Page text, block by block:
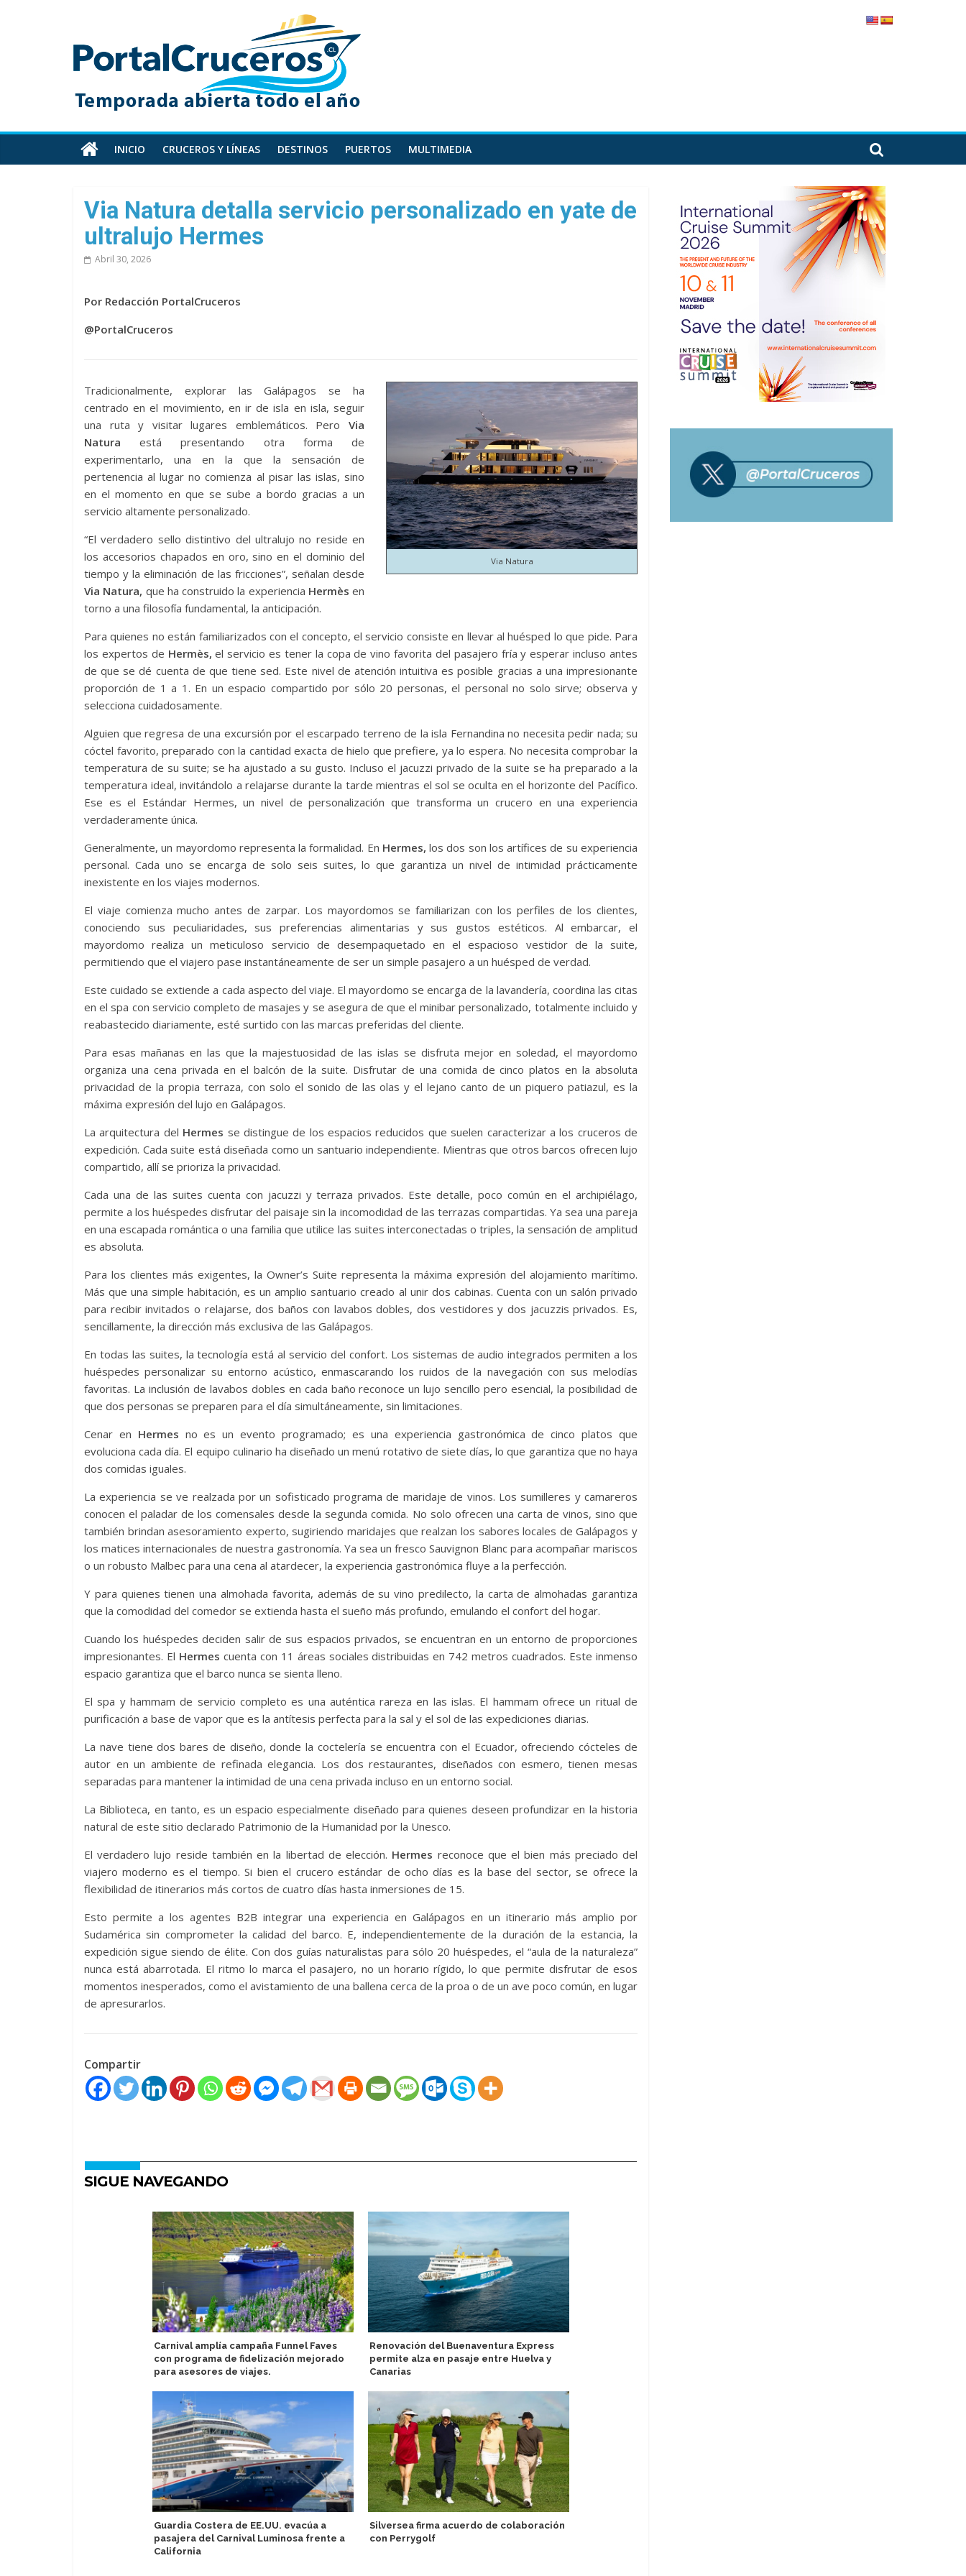
PortalCruceros
Toda
información
cruceros
en
un
sitio
INICIO CRUCEROS Y LÍNEAS DESTINOS PUERTOS MULTIMEDIA
Via Natura detalla servicio personalizado en yate de
ultralujo Hermes
Abril 30, 2026
Por Redacción PortalCruceros
@PortalCruceros
Via Natura
Tradicionalmente, explorar las Galápagos se ha
centrado en el movimiento, en ir de isla en isla, seguir
una ruta y visitar lugares emblemáticos. Pero Via
Natura está presentando otra forma de
experimentarlo, una en la que la sensación de
pertenencia al lugar no comienza al pisar las islas, sino
en el momento en que se sube a bordo gracias a un
servicio altamente personalizado.
“El verdadero sello distintivo del ultralujo no reside en
los accesorios chapados en oro, sino en el dominio del
tiempo y la eliminación de las fricciones”, señalan desde
Via Natura, que ha construido la experiencia Hermès en
torno a una filosofía fundamental, la anticipación.
Para quienes no están familiarizados con el concepto, el servicio consiste en llevar al huésped lo que pide. Para
los expertos de Hermès, el servicio es tener la copa de vino favorita del pasajero fría y esperar incluso antes
de que se dé cuenta de que tiene sed. Este nivel de atención intuitiva es posible gracias a una impresionante
proporción de 1 a 1. En un espacio compartido por sólo 20 personas, el personal no solo sirve; observa y
selecciona cuidadosamente.
Alguien que regresa de una excursión por el escarpado terreno de la isla Fernandina no necesita pedir nada; su
cóctel favorito, preparado con la cantidad exacta de hielo que prefiere, ya lo espera. No necesita comprobar la
temperatura de su suite; se ha ajustado a su gusto. Incluso el jacuzzi privado de la suite se ha preparado a la
temperatura ideal, invitándolo a relajarse durante la tarde mientras el sol se oculta en el horizonte del Pacífico.
Ese es el Estándar Hermes, un nivel de personalización que transforma un crucero en una experiencia
verdaderamente única.
Generalmente, un mayordomo representa la formalidad. En Hermes, los dos son los artífices de su experiencia
personal. Cada uno se encarga de solo seis suites, lo que garantiza un nivel de intimidad prácticamente
inexistente en los viajes modernos.
El viaje comienza mucho antes de zarpar. Los mayordomos se familiarizan con los perfiles de los clientes,
conociendo sus peculiaridades, sus preferencias alimentarias y sus gustos estéticos. Al embarcar, el
mayordomo realiza un meticuloso servicio de desempaquetado en el espacioso vestidor de la suite,
permitiendo que el viajero pase instantáneamente de ser un simple pasajero a un huésped de verdad.
Este cuidado se extiende a cada aspecto del viaje. El mayordomo se encarga de la lavandería, coordina las citas
en el spa con servicio completo de masajes y se asegura de que el minibar personalizado, totalmente incluido y
reabastecido diariamente, esté surtido con las marcas preferidas del cliente.
Para esas mañanas en las que la majestuosidad de las islas se disfruta mejor en soledad, el mayordomo
organiza una cena privada en el balcón de la suite. Disfrutar de una comida de cinco platos en la absoluta
privacidad de la propia terraza, con solo el sonido de las olas y el lejano canto de un piquero patiazul, es la
máxima expresión del lujo en Galápagos.
La arquitectura del Hermes se distingue de los espacios reducidos que suelen caracterizar a los cruceros de
expedición. Cada suite está diseñada como un santuario independiente. Mientras que otros barcos ofrecen lujo
compartido, allí se prioriza la privacidad.
Cada una de las suites cuenta con jacuzzi y terraza privados. Este detalle, poco común en el archipiélago,
permite a los huéspedes disfrutar del paisaje sin la incomodidad de las terrazas compartidas. Ya sea una pareja
en una escapada romántica o una familia que utilice las suites interconectadas o triples, la sensación de amplitud
es absoluta.
Para los clientes más exigentes, la Owner’s Suite representa la máxima expresión del alojamiento marítimo.
Más que una simple habitación, es un amplio santuario creado al unir dos cabinas. Cuenta con un salón privado
para recibir invitados o relajarse, dos baños con lavabos dobles, dos vestidores y dos jacuzzis privados. Es,
sencillamente, la dirección más exclusiva de las Galápagos.
En todas las suites, la tecnología está al servicio del confort. Los sistemas de audio integrados permiten a los
huéspedes personalizar su entorno acústico, enmascarando los ruidos de la navegación con sus melodías
favoritas. La inclusión de lavabos dobles en cada baño reconoce un lujo sencillo pero esencial, la posibilidad de
que dos personas se preparen para el día simultáneamente, sin limitaciones.
Cenar en Hermes no es un evento programado; es una experiencia gastronómica de cinco platos que
evoluciona cada día. El equipo culinario ha diseñado un menú rotativo de siete días, lo que garantiza que no haya
dos comidas iguales.
La experiencia se ve realzada por un sofisticado programa de maridaje de vinos. Los sumilleres y camareros
conocen el paladar de los comensales desde la segunda comida. No solo ofrecen una carta de vinos, sino que
también brindan asesoramiento experto, sugiriendo maridajes que realzan los sabores locales de Galápagos y
los matices internacionales de nuestra gastronomía. Ya sea un fresco Sauvignon Blanc para acompañar mariscos
o un robusto Malbec para una cena al atardecer, la experiencia gastronómica fluye a la perfección.
Y para quienes tienen una almohada favorita, además de su vino predilecto, la carta de almohadas garantiza
que la comodidad del comedor se extienda hasta el sueño más profundo, emulando el confort del hogar.
Cuando los huéspedes deciden salir de sus espacios privados, se encuentran en un entorno de proporciones
impresionantes. El Hermes cuenta con 11 áreas sociales distribuidas en 742 metros cuadrados. Este inmenso
espacio garantiza que el barco nunca se sienta lleno.
El spa y hammam de servicio completo es una auténtica rareza en las islas. El hammam ofrece un ritual de
purificación a base de vapor que es la antítesis perfecta para la sal y el sol de las expediciones diarias.
La nave tiene dos bares de diseño, donde la coctelería se encuentra con el Ecuador, ofreciendo cócteles de
autor en un ambiente de refinada elegancia. Los dos restaurantes, diseñados con esmero, tienen mesas
separadas para mantener la intimidad de una cena privada incluso en un entorno social.
La Biblioteca, en tanto, es un espacio especialmente diseñado para quienes deseen profundizar en la historia
natural de este sitio declarado Patrimonio de la Humanidad por la Unesco.
El verdadero lujo reside también en la libertad de elección. Hermes reconoce que el bien más preciado del
viajero moderno es el tiempo. Si bien el crucero estándar de ocho días es la base del sector, se ofrece la
flexibilidad de itinerarios más cortos de cuatro días hasta inmersiones de 15.
Esto permite a los agentes B2B integrar una experiencia en Galápagos en un itinerario más amplio por
Sudamérica sin comprometer la calidad del barco. E, independientemente de la duración de la estancia, la
expedición sigue siendo de élite. Con dos guías naturalistas para sólo 20 huéspedes, el “aula de la naturaleza”
nunca está abarrotada. El ritmo lo marca el pasajero, no un horario rígido, lo que permite disfrutar de esos
momentos inesperados, como el avistamiento de una ballena cerca de la proa o de un ave poco común, en lugar
de apresurarlos.
Compartir
SIGUE NAVEGANDO
Carnival amplía campaña Funnel Faves
con programa de fidelización mejorado
para asesores de viajes.
Guardia Costera de EE.UU. evacúa a
pasajera del Carnival Luminosa frente a
California
Renovación del Buenaventura Express
permite alza en pasaje entre Huelva y
Canarias
Silversea firma acuerdo de colaboración
con Perrygolf